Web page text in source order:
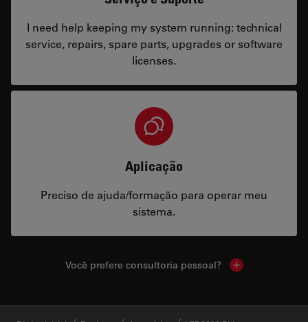
I need help keeping my system running: technical
service, repairs, spare parts, upgrades or software
licenses.
Aplicação
Preciso de ajuda/formação para operar meu
sistema.
Você prefere consultoria pessoal? Show local